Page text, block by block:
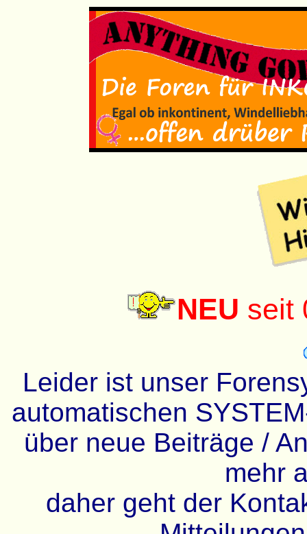
NEU seit
Leider ist unser
automatischen
über neue Beiträge /
mehr
daher geht der